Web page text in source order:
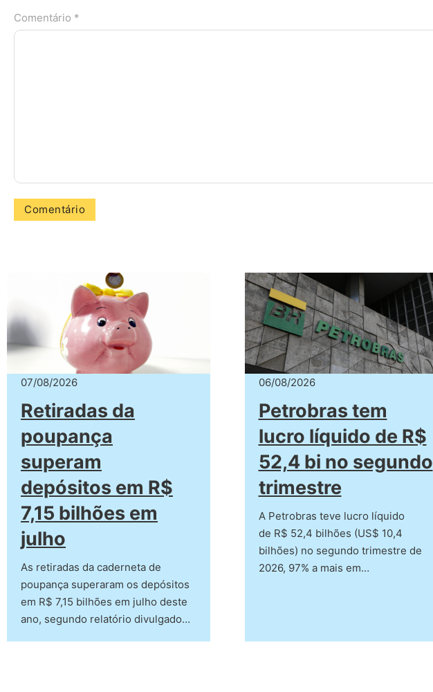
Comentário *
07/08/2026
Retiradas da
poupança
superam
depósitos em R$
7,15 bilhões em
julho
As retiradas da caderneta de
poupança superaram os depósitos
em R$ 7,15 bilhões em julho deste
ano, segundo relatório divulgado…
06/08/2026
Petrobras tem
lucro líquido de R$
52,4 bi no segundo
trimestre
A Petrobras teve lucro líquido
de R$ 52,4 bilhões (US$ 10,4
bilhões) no segundo trimestre de
2026, 97% a mais em…